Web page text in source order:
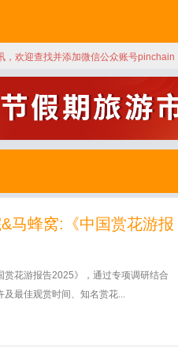
，欢迎查找并添加微信公众账号pinchain
马蜂窝:《中国赏花游报
花游报告2025》，通过专项调研结合
最佳观赏时间、知名赏花...